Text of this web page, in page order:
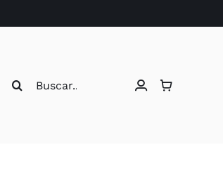
Buscar: